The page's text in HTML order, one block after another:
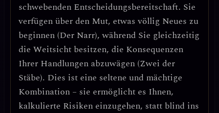
schwebenden Entscheidungsbereitschaft. Sie
verfügen über den Mut, etwas völlig Neues zu
beginnen (Der Narr), während Sie gleichzeitig
die Weitsicht besitzen, die Konsequenzen
Ihrer Handlungen abzuwägen (Zwei der
Stäbe). Dies ist eine seltene und mächtige
Kombination – sie ermöglicht es Ihnen,
kalkulierte Risiken einzugehen, statt blind ins